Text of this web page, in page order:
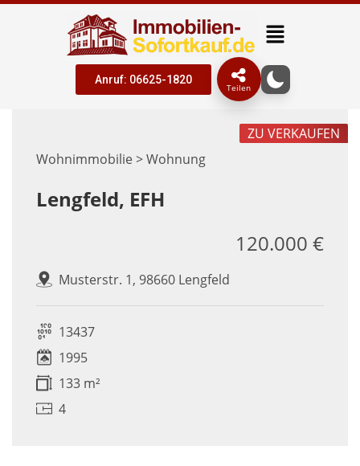
Anruf: 06625-1820
Teilen
Wohnimmobilie > Wohnung
ZU VERKAUFEN
Lengfeld, EFH
Musterstr. 1, 98660 Lengfeld
120.000 €
13437
1995
133 m²
4